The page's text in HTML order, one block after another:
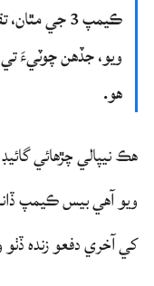
ويو، جڏهن چوٽيءَ
هو.
هڪ نيپالي چڙهائي
ويو آهي بيس ڪيمپ
کي آخري دفعو زنده ڏٺو